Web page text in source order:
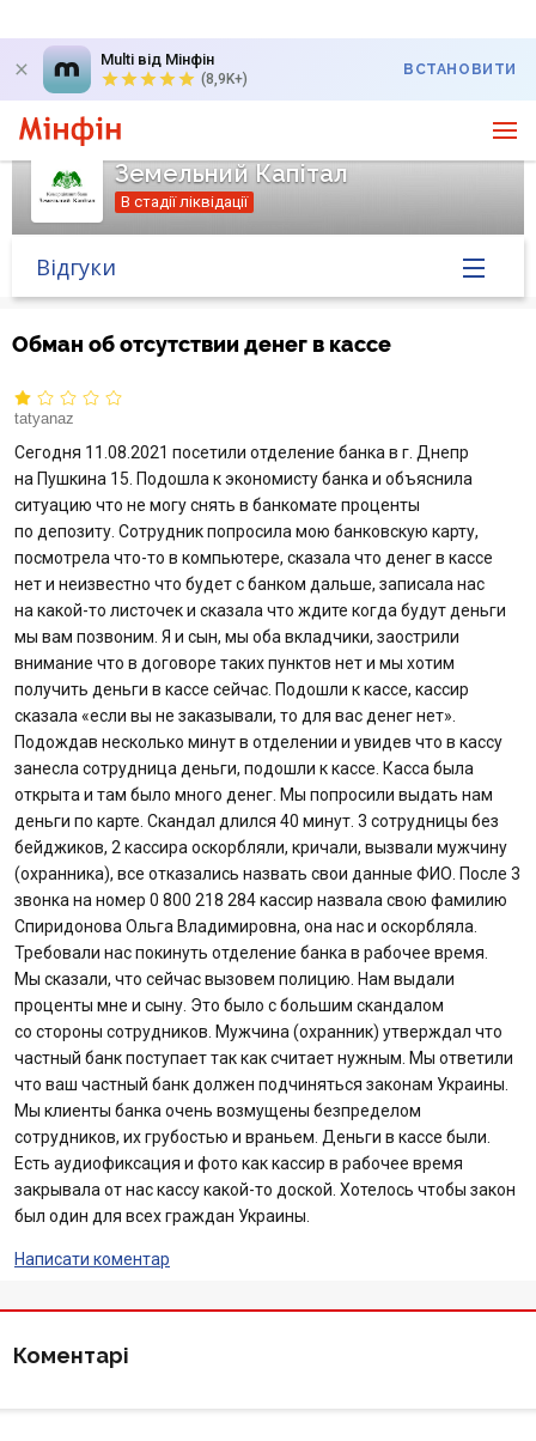
Multi від Мінфін
(8,9K+)
ВСТАНОВИТИ
Земельний Капітал
В стадії ліквідації
Банк у новинах
Курс валют у банку
Питання банку
Відгуки
Відгуки
Кредити для бізнеса
Картки
Відділення і банкомати
Інтернет-банкінг
Банки-партнери
Счета для бизнеса
Обман об отсутствии денег в кассе
tatyanaz
Сегодня 11.08.2021 посетили отделение банка в г. Днепр
на Пушкина 15. Подошла к экономисту банка и объяснила
ситуацию что не могу снять в банкомате проценты
по депозиту. Сотрудник попросила мою банковскую карту,
посмотрела что-то в компьютере, сказала что денег в кассе
нет и неизвестно что будет с банком дальше, записала нас
на какой-то листочек и сказала что ждите когда будут деньги
мы вам позвоним. Я и сын, мы оба вкладчики, заострили
внимание что в договоре таких пунктов нет и мы хотим
получить деньги в кассе сейчас. Подошли к кассе, кассир
сказала «если вы не заказывали, то для вас денег нет».
Подождав несколько минут в отделении и увидев что в кассу
занесла сотрудница деньги, подошли к кассе. Касса была
открыта и там было много денег. Мы попросили выдать нам
деньги по карте. Скандал длился 40 минут. 3 сотрудницы без
бейджиков, 2 кассира оскорбляли, кричали, вызвали мужчину
(охранника), все отказались назвать свои данные ФИО. После 3
звонка на номер 0 800 218 284 кассир назвала свою фамилию
Спиридонова Ольга Владимировна, она нас и оскорбляла.
Требовали нас покинуть отделение банка в рабочее время.
Мы сказали, что сейчас вызовем полицию. Нам выдали
проценты мне и сыну. Это было с большим скандалом
со стороны сотрудников. Мужчина (охранник) утверждал что
частный банк поступает так как считает нужным. Мы ответили
что ваш частный банк должен подчиняться законам Украины.
Мы клиенты банка очень возмущены безпределом
сотрудников, их грубостью и враньем. Деньги в кассе были.
Есть аудиофиксация и фото как кассир в рабочее время
закрывала от нас кассу какой-то доской. Хотелось чтобы закон
был один для всех граждан Украины.
Написати коментар
Коментарі